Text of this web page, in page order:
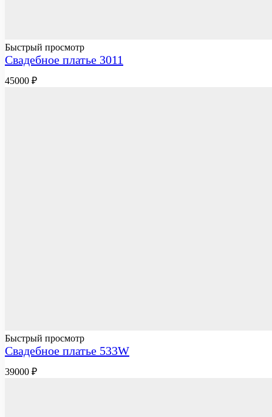
Быстрый просмотр
Свадебное платье 3011
45000 ₽
Быстрый просмотр
Свадебное платье 533W
39000 ₽